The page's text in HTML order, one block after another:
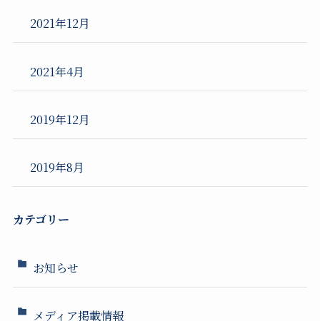
2021年12月
2021年4月
2019年12月
2019年8月
カテゴリー
お知らせ
メディア掲載情報